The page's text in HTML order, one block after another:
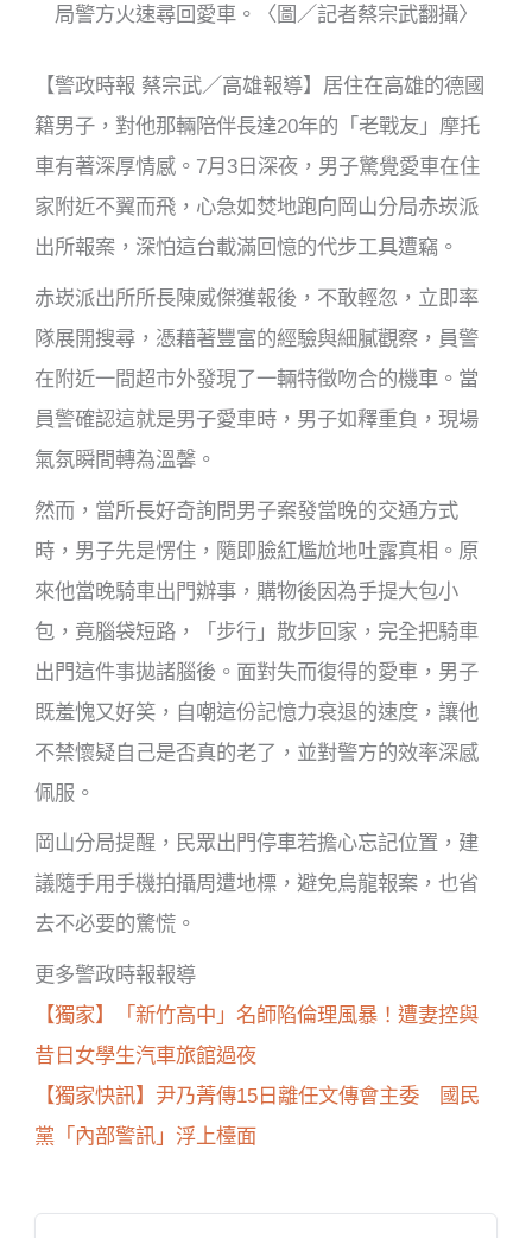
局警方火速尋回愛車。〈圖／記者蔡宗武翻攝〉
【警政時報 蔡宗武／高雄報導】居住在高雄的德國
籍男子，對他那輛陪伴長達20年的「老戰友」摩托
車有著深厚情感。7月3日深夜，男子驚覺愛車在住
家附近不翼而飛，心急如焚地跑向岡山分局赤崁派
出所報案，深怕這台載滿回憶的代步工具遭竊。
赤崁派出所所長陳威傑獲報後，不敢輕忽，立即率
隊展開搜尋，憑藉著豐富的經驗與細膩觀察，員警
在附近一間超市外發現了一輛特徵吻合的機車。當
員警確認這就是男子愛車時，男子如釋重負，現場
氣氛瞬間轉為溫馨。
然而，當所長好奇詢問男子案發當晚的交通方式
時，男子先是愣住，隨即臉紅尷尬地吐露真相。原
來他當晚騎車出門辦事，購物後因為手提大包小
包，竟腦袋短路，「步行」散步回家，完全把騎車
出門這件事拋諸腦後。面對失而復得的愛車，男子
既羞愧又好笑，自嘲這份記憶力衰退的速度，讓他
不禁懷疑自己是否真的老了，並對警方的效率深感
佩服。
岡山分局提醒，民眾出門停車若擔心忘記位置，建
議隨手用手機拍攝周遭地標，避免烏龍報案，也省
去不必要的驚慌。
更多警政時報報導
【獨家】「新竹高中」名師陷倫理風暴！遭妻控與
昔日女學生汽車旅館過夜
【獨家快訊】尹乃菁傳15日離任文傳會主委 國民
黨「內部警訊」浮上檯面